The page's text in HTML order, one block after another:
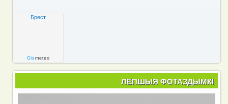
Брест
Gismeteo
ЛЕПШЫЯ ФОТАЗДЫМКІ